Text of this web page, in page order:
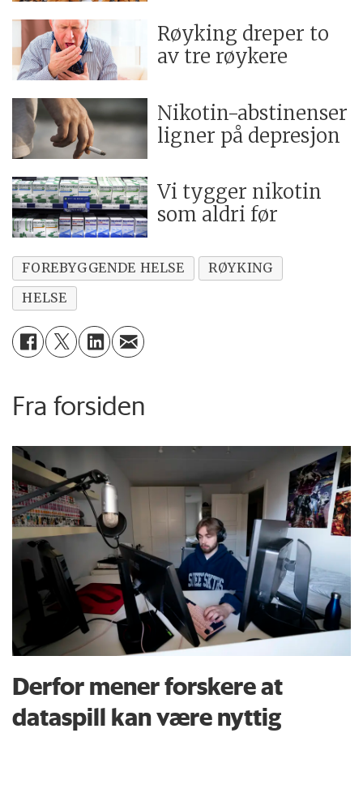
Røyking dreper to
av tre røykere
Nikotin-abstinenser
ligner på depresjon
Vi tygger nikotin
som aldri før
FOREBYGGENDE HELSE
RØYKING
HELSE
Fra forsiden
Derfor mener forskere at
dataspill kan være nyttig